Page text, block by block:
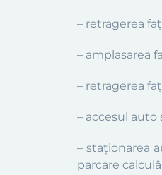
– retragerea
– amplasarea
– retragerea
– accesul auto
– staționarea
parcare